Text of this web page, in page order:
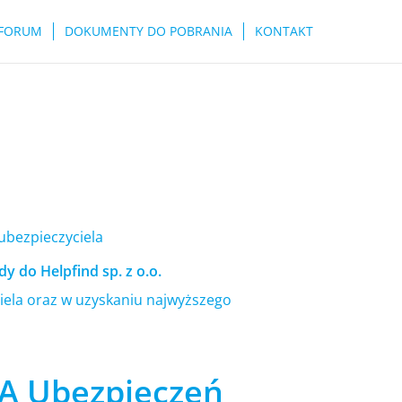
DOKUMENTY DO POBRANIA KONTAKT
do Helpfind sp. z o.o.
oraz w uzyskaniu najwyższego
Ubezpieczeń